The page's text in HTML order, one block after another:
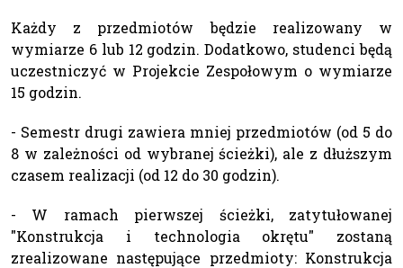
Każdy z przedmiotów będzie realizowany w
wymiarze 6 lub 12 godzin. Dodatkowo, studenci będą
uczestniczyć w Projekcie Zespołowym o wymiarze
15 godzin.
- Semestr drugi zawiera mniej przedmiotów (od 5 do
8 w zależności od wybranej ścieżki), ale z dłuższym
czasem realizacji (od 12 do 30 godzin).
- W ramach pierwszej ścieżki, zatytułowanej
"Konstrukcja i technologia okrętu" zostaną
zrealizowane następujące przedmioty: Konstrukcja